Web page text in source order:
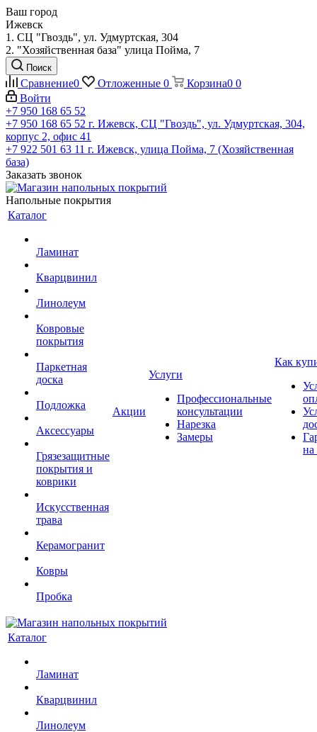
Ваш город
Ижевск
1. СЦ "Гвоздь", ул. Удмуртская, 304
2. "Хозяйственная база" улица Пойма, 7
Поиск
Сравнение0 Отложенные 0 Корзина0 0
Войти
+7 950 168 65 52
+7 950 168 65 52 г. Ижевск, СЦ "Гвоздь", ул. Удмуртская, 304,
корпус 2, офис 41
+7 922 501 63 11 г. Ижевск, улица Пойма, 7 (Хозяйственная
база)
Заказать звонок
Напольные покрытия
Каталог
Ламинат
Кварцвинил
Линолеум
Ковровые
покрытия
Паркетная
доска
Подложка
Аксессуары
Грязезащитные
покрытия и
коврики
Искусственная
трава
Керамогранит
Ковры
Пробка
Акции
Услуги
Профессиональные
консультации
Нарезка
Замеры
Как
на
Каталог
Ламинат
Кварцвинил
Линолеум